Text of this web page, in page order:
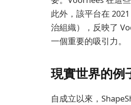
此外，該平台在
治組織），反映了
一個重要的吸引力。
現實世界的例
自成立以來，